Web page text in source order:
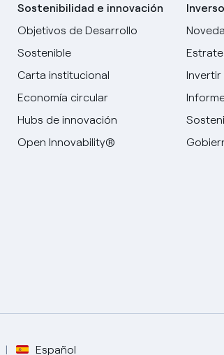
Sostenibilidad e innovación
Objetivos de Desarrollo
Sostenible
Carta institucional
Economía circular
Hubs de innovación
Open Innovability®
Invertir
Español